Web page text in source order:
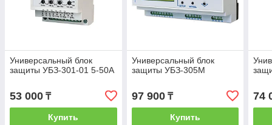
Универсальный блок
защиты УБЗ-301-01 5-50А
53 000 ₸
Купить
Универсальный блок
защиты УБЗ-305М
97 900₸
Купить
74